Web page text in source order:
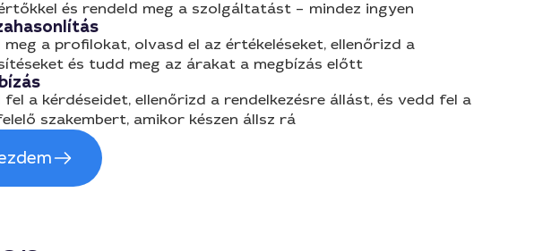
és rendeld meg a szolgáltatást – mindez ingyen
meg a profilokat, olvasd el az értékeléseket, ellenőrizd a
és tudd meg az árakat a megbízás előtt
fel a kérdéseidet, ellenőrizd a rendelkezésre állást, és vedd fel a
szakembert, amikor készen állsz rá